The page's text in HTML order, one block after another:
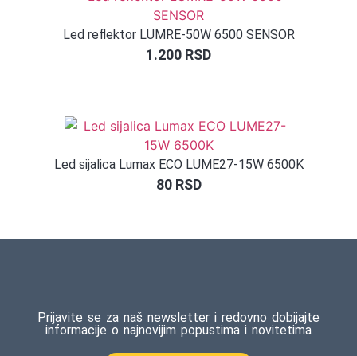
Led reflektor LUMRE-50W 6500 SENSOR
1.200 RSD
Led sijalica Lumax ECO LUME27-15W 6500K
80 RSD
Prijavite se za naš newsletter i redovno dobijajte
informacije o najnovijim popustima i novitetima